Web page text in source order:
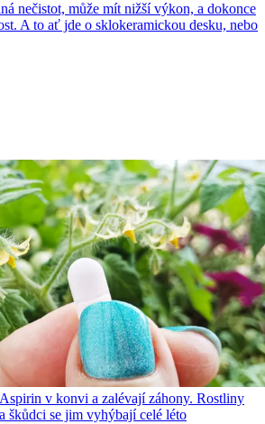
nečistot, může mít nižší výkon, a dokonce
A to ať jde o sklokeramickou desku, nebo
v konvi a zalévají záhony. Rostliny
škůdci se jim vyhýbají celé léto